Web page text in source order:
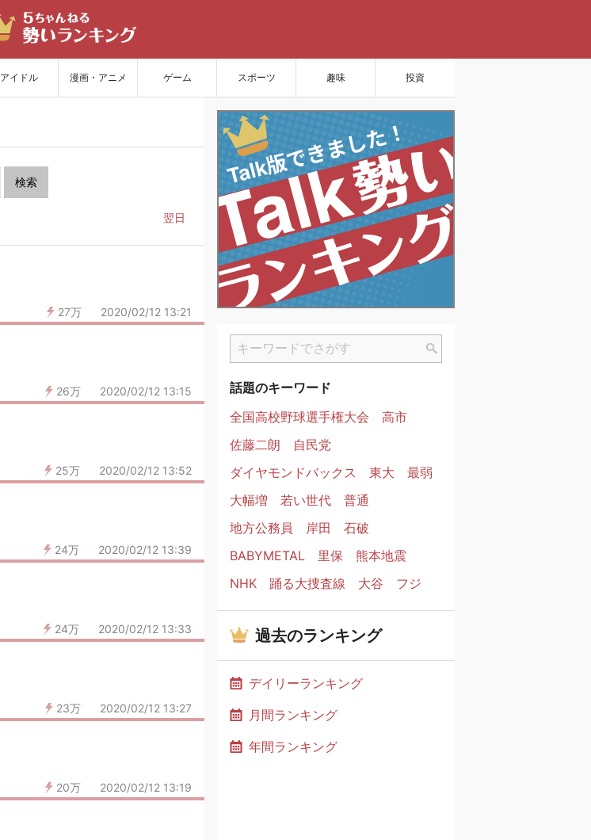
アイドル 漫画・アニメ ゲーム スポーツ 趣味 投資
検索
翌日
27万 2020/02/12 13:21
26万 2020/02/12 13:15
25万 2020/02/12 13:52
24万 2020/02/12 13:39
24万 2020/02/12 13:33
23万 2020/02/12 13:27
20万 2020/02/12 13:19
話題のキーワード
全国高校野球選手権大会
高市
佐藤二朗
自民党
ダイヤモンドバックス
東大
最弱
大幅増
若い世代
普通
地方公務員
岸田
石破
BABYMETAL
里保
熊本地震
NHK
踊る大捜査線 大谷 フジ
過去のランキング
デイリーランキング
月間ランキング
年間ランキング